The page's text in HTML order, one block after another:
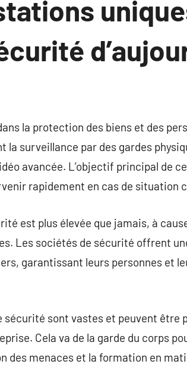
la protection des biens et des
surveillance par des gardes
avancée. L’objectif principal de
rapidement en cas de situation
est plus élevée que jamais, à
Les sociétés de sécurité offrent
garantissant leurs personnes et
sont vastes et peuvent être
Cela va de la garde du corps
des menaces et la formation en